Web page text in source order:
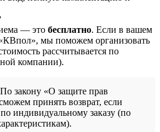
— это бесплатно. Если в вашем
мы поможем организовать
рассчитывается по
компании).
По закону «О защите прав
принять возврат, если
индивидуальному заказу (по